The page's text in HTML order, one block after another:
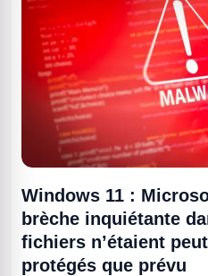
Windows 11 :
brèche inquiétante
fichiers n’étaient
protégés que prévu